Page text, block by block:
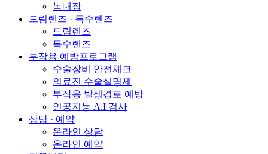
녹내장
드림렌즈 · 특수렌즈
드림렌즈
특수렌즈
부작용 예방프로그램
수술장비 안전체크
의료진 수술실명제
부작용 발생경로 예방
인공지능 A.I 검사
상담 · 예약
온라인 상담
온라인 예약